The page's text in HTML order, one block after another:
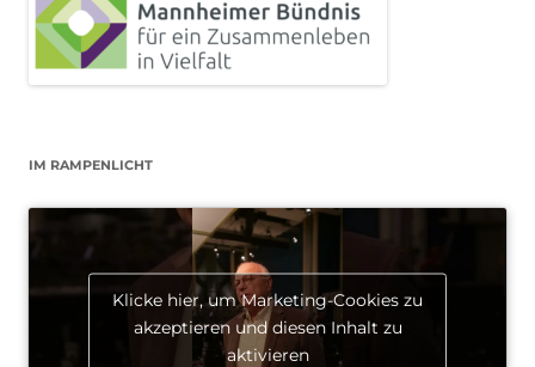
IM RAMPENLICHT
Klicke hier, um Marketing-Cookies zu
akzeptieren und diesen Inhalt zu
aktivieren